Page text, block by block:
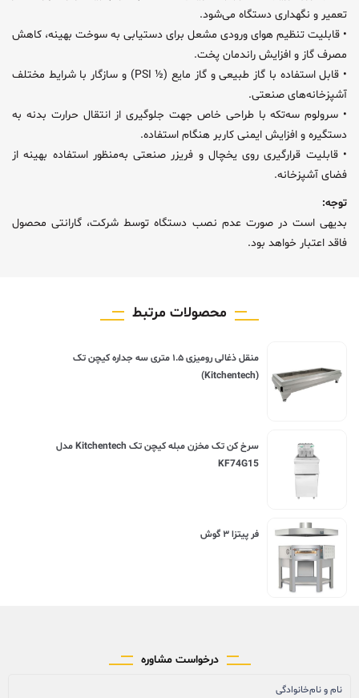
تعمیر و نگهداری دستگاه می‌شود.
• قابلیت تنظیم هوای ورودی مشعل برای دستیابی به سوخت بهینه، کاهش
مصرف گاز و افزایش راندمان پخت.
• قابل استفاده با گاز طبیعی و گاز مایع (½ PSI) و سازگار با شرایط مختلف
آشپزخانه‌های صنعتی.
• سرولوم سه‌تکه با طراحی خاص جهت جلوگیری از انتقال حرارت بدنه به
دستگیره و افزایش ایمنی کاربر هنگام استفاده.
• قابلیت قرارگیری روی یخچال و فریزر صنعتی به‌منظور استفاده بهینه از
فضای آشپزخانه.
توجه:
بدیهی است در صورت عدم نصب دستگاه توسط شرکت، گارانتی محصول
فاقد اعتبار خواهد بود.
محصولات مرتبط
منقل ذغالی رومیزی ۱.۵ متری سه جداره کیچن تک
(Kitchentech)
سرخ کن تک مخزن مبله کیچن تک Kitchentech مدل
KF74G15
فر پیتزا ۳ گوش
درخواست مشاوره
نام و نام‌خانوادگی